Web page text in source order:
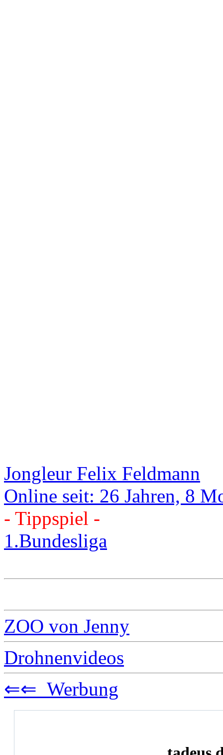
Jongleur Felix Feldmann
Online seit: 26 Jahren, 8
- Tippspiel -
1.Bundesliga
ZOO von Jenny
Drohnenvideos
⇐⇐ Werbung